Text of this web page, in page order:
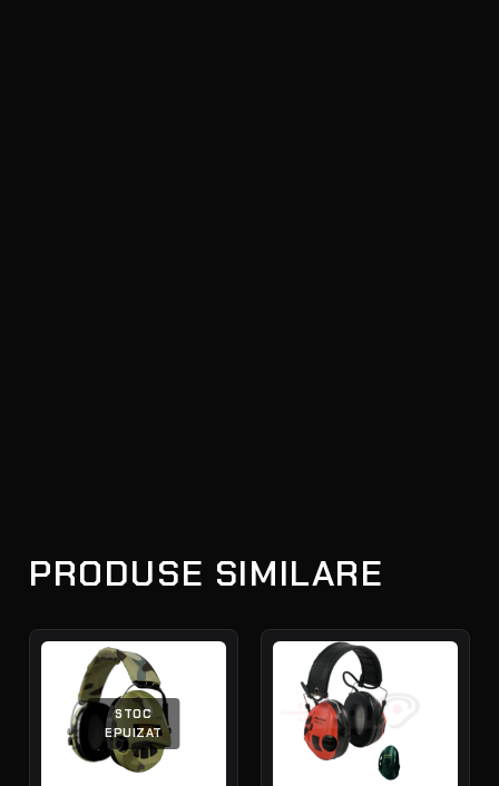
PRODUSE SIMILARE
STOC
EPUIZAT